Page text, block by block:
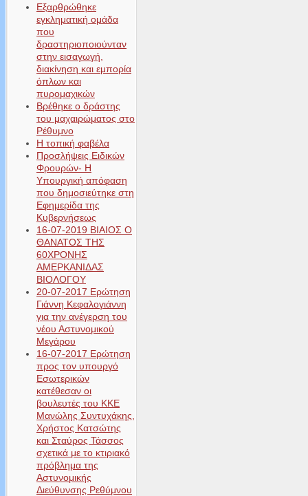
Εξαρθρώθηκε
εγκληματική ομάδα
που
δραστηριοποιούνταν
στην εισαγωγή,
διακίνηση και εμπορία
όπλων και
πυρομαχικών
Βρέθηκε ο δράστης
του μαχαιρώματος στο
Ρέθυμνο
Η τοπική φαβέλα
Προσλήψεις Ειδικών
Φρουρών- Η
Υπουργική απόφαση
που δημοσιεύτηκε στη
Εφημερίδα της
Κυβερνήσεως
16-07-2019 ΒΙΑΙΟΣ Ο
ΘΑΝΑΤΟΣ ΤΗΣ
60ΧΡΟΝΗΣ
ΑΜΕΡΚΑΝΙΔΑΣ
ΒΙΟΛΟΓΟΥ
20-07-2017 Ερώτηση
Γιάννη Κεφαλογιάννη
για την ανέγερση του
νέου Αστυνομικού
Μεγάρου
16-07-2017 Ερώτηση
προς τον υπουργό
Εσωτερικών
κατέθεσαν οι
βουλευτές του ΚΚΕ
Μανώλης Συντυχάκης,
Χρήστος Κατσώτης
και Σταύρος Τάσσος
σχετικά με το κτιριακό
πρόβλημα της
Αστυνομικής
Διεύθυνσης Ρεθύμνου